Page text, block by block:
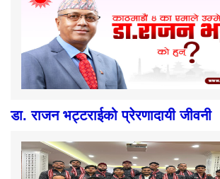
डा. राजन भट्टराईको प्रेरणादायी जीवनी